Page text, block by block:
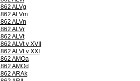
862 ALVg
862 ALVm
862 ALVn
862 ALVr
862 ALVt
862 ALVt v XVII
862 ALVt v XXI
862 AMOa
862 AMOd
862 ARAk